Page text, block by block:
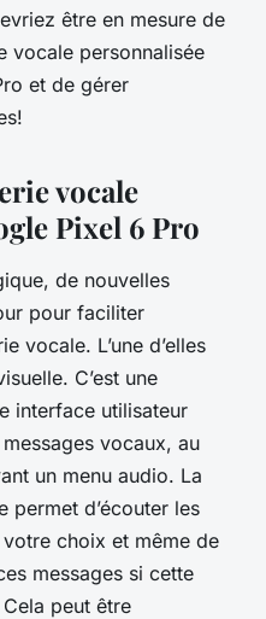
être en mesure de
vocale personnalisée
et de gérer
vocale
Pixel 6 Pro
de nouvelles
pour faciliter
vocale. L’une d’elles
C’est une
interface utilisateur
vocaux, au
un menu audio. La
permet d’écouter les
votre choix et même de
messages si cette
peut être